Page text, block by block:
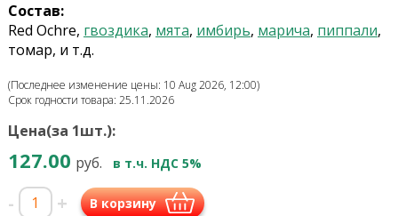
Состав:
Red Ochre, гвоздика, мята, имбирь, марича, пиппали,
томар, и т.д.
(Последнее изменение цены: 10 Aug 2026, 12:00)
Срок годности товара: 25.11.2026
Цена(за 1шт.):
127.00 руб. в т.ч. НДС 5%
- + В корзину